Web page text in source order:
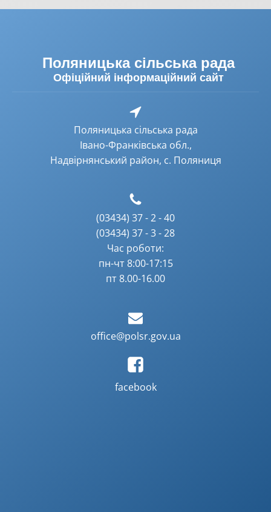
Поляницька сільська рада
Офіційний інформаційний сайт
Поляницька сільська рада
Івано-Франківська обл.,
Надвірнянський район, с. Поляниця
(03434) 37 - 2 - 40
(03434) 37 - 3 - 28
Час роботи:
пн-чт 8:00-17:15
пт 8.00-16.00
office@polsr.gov.ua
facebook